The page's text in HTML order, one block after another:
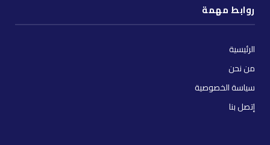
روابط مهمة
الرئيسية
من نحن
سياسة الخصوصية
إتصل بنا